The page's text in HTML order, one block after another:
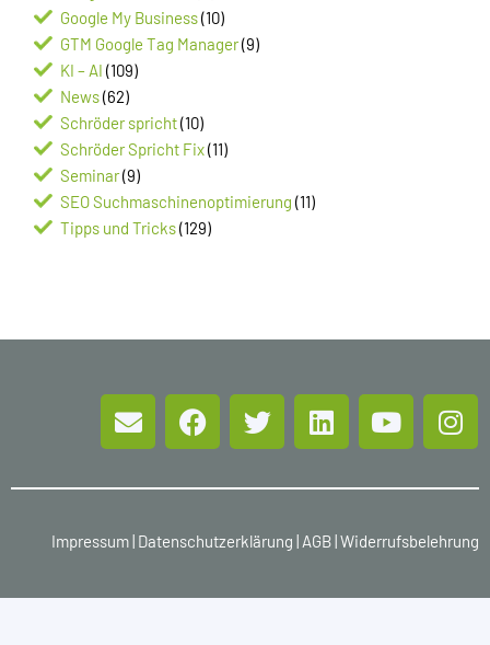
Google My Business(10)
GTM Google Tag Manager(9)
KI – AI (109)
News(62)
Schröder spricht(10)
Schröder Spricht Fix(11)
Seminar(9)
SEO Suchmaschinenoptimierung (11)
Tipps und Tricks(129)
Impressum Datenschutzerklärung AGB Widerrufsbelehrung